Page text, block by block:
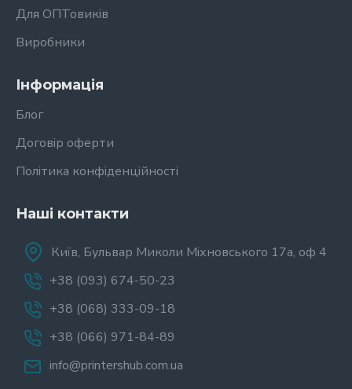
Для ОПТовиків
Виробники
Інформація
Блог
Договір оферти
Політика конфіденційності
Наші контакти
Київ, Бульвар Миколи Міхновського 17а, оф 4
+38 (093) 674-50-23
+38 (068) 333-09-18
+38 (066) 971-84-89
info@printershub.com.ua